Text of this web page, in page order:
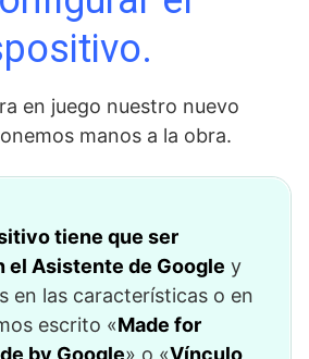
en juego nuestro nuevo
manos a la obra.
tiene que ser
el Asistente de Google y
en las características o en
escrito «Made for